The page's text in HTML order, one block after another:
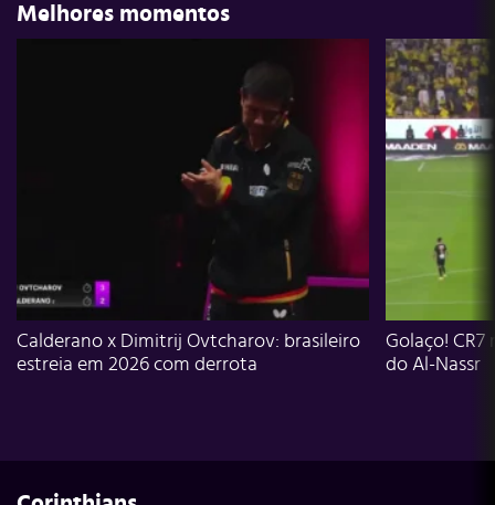
Melhores momentos
Calderano x Dimitrij Ovtcharov: brasileiro
estreia em 2026 com derrota
Golaço!
do Al-Nassr